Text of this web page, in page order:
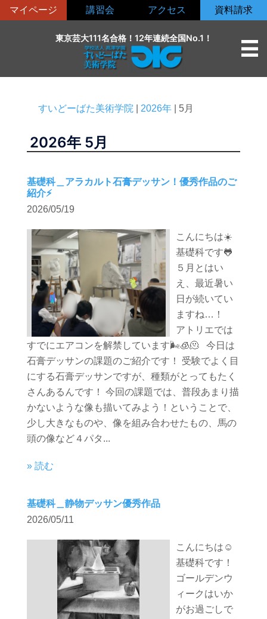
ン
マイページ 講習会 アクセス 資料請求
東京芸大111名合格！12年連続全国No.1！
すいどーばた美術学院 2026年 5月
2026年 5月
基礎科＿アラカルト石膏デッサン！優秀作品のご
紹介⚡️
2026/05/19
こんにちは☀️
基礎科です🐸
５月とはい
え、最近暑い
日が続いてい
ますね…！
アトリエでは
すでにエアコンを解禁しています🌬️🧊🫠 今日は
石膏デッサンの課題のご紹介です！ 受験でよく目
にする石膏デッサンですが、種類がとってもたく
さんあるんです！ 今回の課題では、普段あまり描
かないような像も描いてみよう！ということで、
少し大きなものや、像を組み合わせたもの、馬の
頭の像など４パタ...
» 読む
基礎科＿静物デッサン優秀作品
2026/05/11
こんにちは☺️
基礎科です！
ゴールデンウ
ィークはいか
がお過ごしで